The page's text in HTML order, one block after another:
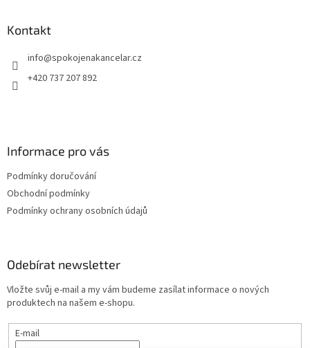
Kontakt
info@spokojenakancelar.cz
+420 737 207 892
Informace pro vás
Podmínky doručování
Obchodní podmínky
Podmínky ochrany osobních údajů
Odebírat newsletter
Vložte svůj e-mail a my vám budeme zasílat informace o nových
produktech na našem e-shopu.
E-mail